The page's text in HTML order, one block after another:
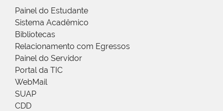
Painel do Estudante
Sistema Acadêmico
Bibliotecas
Relacionamento com Egressos
Painel do Servidor
Portal da TIC
WebMail
SUAP
CDD